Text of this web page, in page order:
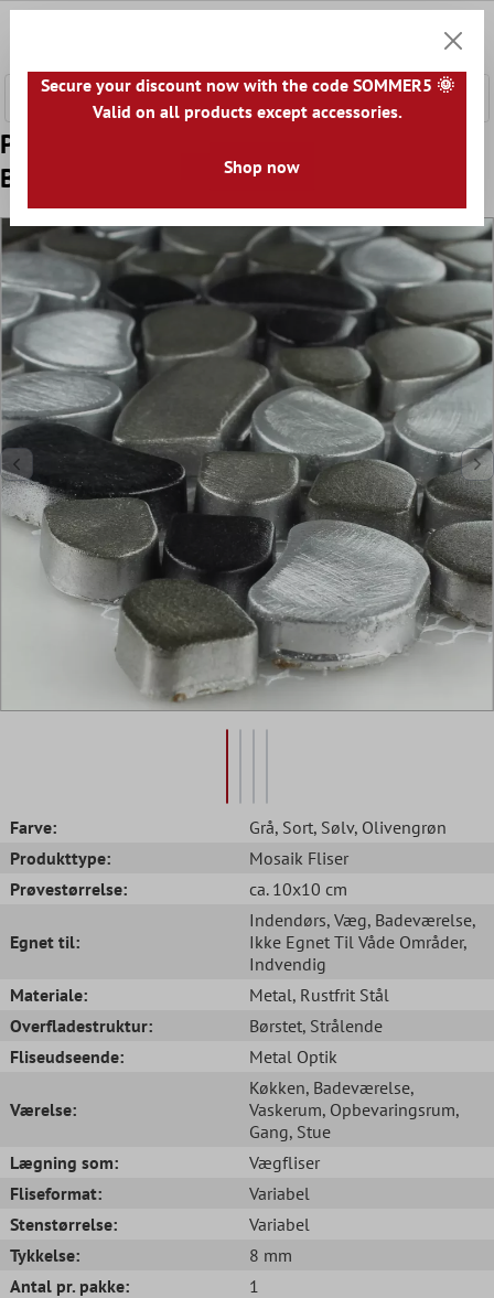
Prøve Design Rustfrit Stål Småsten Mosaik
Black Sølv
Farve: Grå, Sort, Sølv, Olivengrøn
Produkttype:
Mosaik Fliser
Prøvestørrelse:
ca. 10x10 cm
Egnet til:
Indendørs, Væg, Badeværelse,
Ikke Egnet Til Våde Områder,
Indvendig
Materiale:
Metal, Rustfrit Stål
Overfladestruktur:
Børstet, Strålende
Fliseudseende:
Metal Optik
Værelse:
Køkken, Badeværelse,
Vaskerum, Opbevaringsrum,
Gang, Stue
Lægning som:
Vægfliser
Fliseformat:
Variabel
Stenstørrelse:
Variabel
Tykkelse:
8 mm
Antal pr. pakke:
1
Secure your discount now with the code SOMMER5 🌞
Valid on all products except accessories.
Shop now